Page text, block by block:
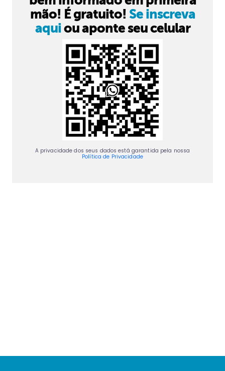
mão! É gratuito! Se inscreva
aquiou aponte seu celular
A privacidade dos seus dados está garantida pela nossa
Política de Privacidade